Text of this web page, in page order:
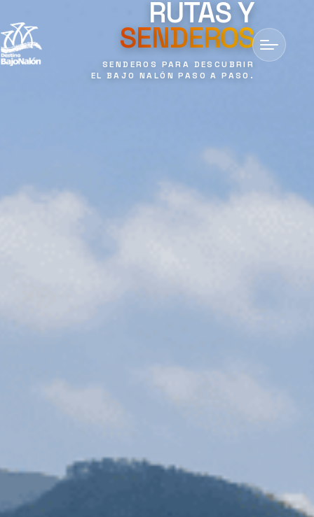
RUTAS Y
SENDEROS
SENDEROS PARA DESCUBRIR
EL BAJO NALÓNPASO A PASO.